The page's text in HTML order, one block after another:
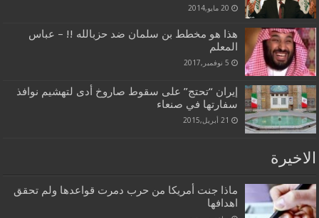
20 مايو,2014
هذا هو مخطط بن سلمان ضد حزبالله !! – عباس
المعلم
5 نوفمبر,2017
إيران “تحتج” على سقوط صاروخ أدى لتهشيم نوافذ
سفارتها في صنعاء
21 أبريل,2015
الاخيرة
ماذا جنت أمريكا من حرب دمرت قواعدها ولم تحقق
اهدافها